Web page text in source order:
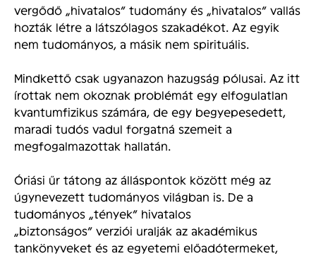
vergődő „hivatalos” tudomány és „hivatalos” vallás
hozták létre a látszólagos szakadékot. Az egyik
nem tudományos, a másik nem spirituális.
Mindkettő csak ugyanazon hazugság pólusai. Az itt
írottak nem okoznak problémát egy elfogulatlan
kvantumfizikus számára, de egy begyepesedett,
maradi tudós vadul forgatná szemeit a
megfogalmazottak hallatán.
Óriási űr tátong az álláspontok között még az
úgynevezett tudományos világban is. De a
tudományos „tények” hivatalos
„biztonságos” verziói uralják az akadémikus
tankönyveket és az egyetemi előadótermeket,